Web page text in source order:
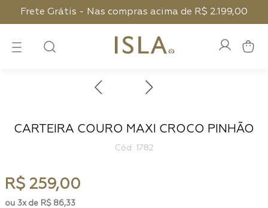
Frete Grátis - Nas compras acima de R$ 2.199,00
CARTEIRA COURO MAXI CROCO PINHÃO
: 1782
R$ 259,00
3 R$ 86,33